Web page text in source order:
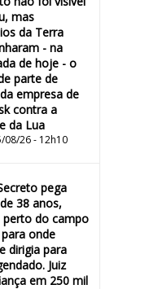
mas
da Terra
- na
de hoje - o
parte de
empresa de
contra a
da Lua
08/26 - 12h10
pega
38 anos,
perto do campo
onde
dirigia para
Juiz
em 250 mil